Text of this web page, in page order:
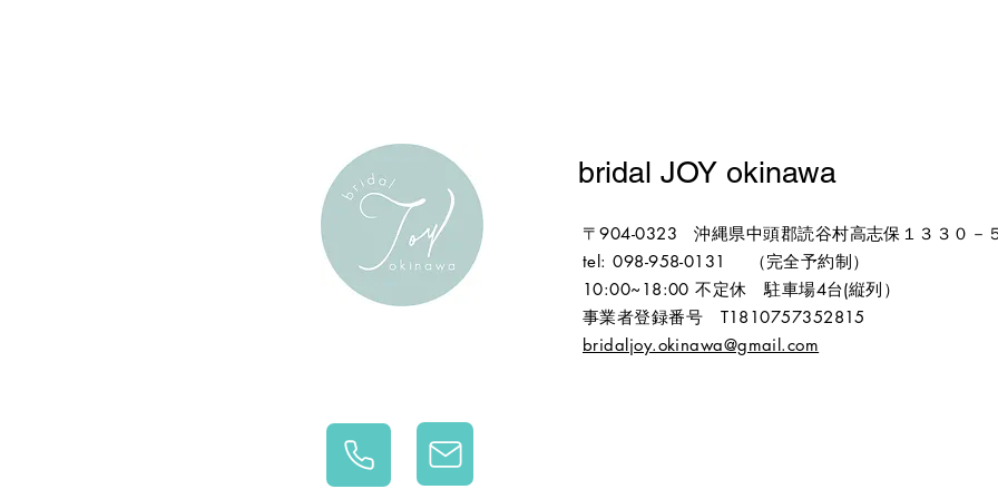
​bridal JOY okinawa
〒904-0323 沖縄県中頭郡読谷村高志保１３３０－
tel: 098-958-0131 （完全予約制）
10:00~18:00 不定休 駐車場4台(縦列）
​事業者登録番号 T1810757352815
​bridaljoy.okinawa@gmail.com